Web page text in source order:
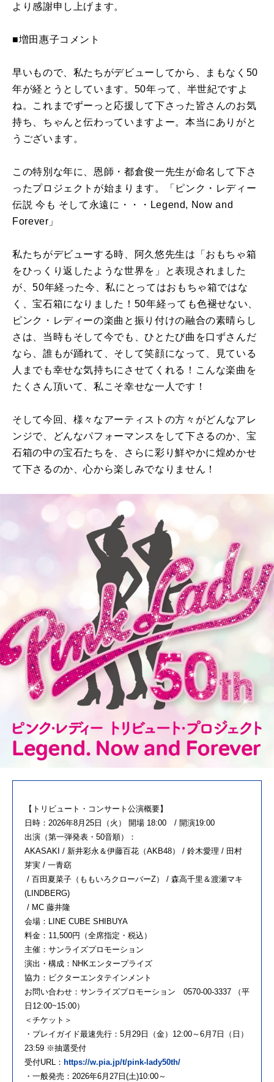
より感謝申し上げます。
■増田惠子コメント
早いもので、私たちがデビューしてから、まもなく50
年が経とうとしています。50年って、半世紀ですよ
ね。これまでずーっと応援して下さった皆さんのお気
持ち、ちゃんと伝わっていますよー。本当にありがと
うございます。
この特別な年に、恩師・都倉俊一先生が命名して下さ
ったプロジェクトが始まります。「ピンク・レディー
伝説 今も そして永遠に・・・Legend, Now and
Forever」
私たちがデビューする時、阿久悠先生は「おもちゃ箱
をひっくり返したような世界を」と表現されました
が、50年経った今、私にとってはおもちゃ箱ではな
く、宝石箱になりました！50年経っても色褪せない、
ピンク・レディーの楽曲と振り付けの融合の素晴らし
さは、当時もそして今でも、ひとたび曲を口ずさんだ
なら、誰もが踊れて、そして笑顔になって、見ている
人までも幸せな気持ちにさせてくれる！こんな楽曲を
たくさん頂いて、私こそ幸せな一人です！
そして今回、様々なアーティストの方々がどんなアレ
ンジで、どんなパフォーマンスをして下さるのか、宝
石箱の中の宝石たちを、さらに彩り鮮やかに煌めかせ
て下さるのか、心から楽しみでなりません！
【トリビュート・コンサート公演概要】
日時：2026年8月25日（火） 開場 18:00 / 開演19:00
出演（第一弾発表・50音順）：
AKASAKI / 新井彩永＆伊藤百花（AKB48） / 鈴木愛理 / 田村
芽実 / 一青窈
/ 百田夏菜子（ももいろクローバーZ） / 森高千里＆渡瀬マキ
(LINDBERG)
/ MC 藤井隆
会場：LINE CUBE SHIBUYA
料金：11,500円（全席指定・税込）
主催：サンライズプロモーション
演出・構成：NHKエンタープライズ
協力：ビクターエンタテインメント
お問い合わせ：サンライズプロモーション 0570-00-3337 （平
日12:00~15:00）
＜チケット＞
・プレイガイド最速先行：5月29日（金）12:00～6月7日（日）
23:59 ※抽選受付
受付URL： https://w.pia.jp/t/pink-lady50th/
・一般発売：2026年6月27日(土)10:00～